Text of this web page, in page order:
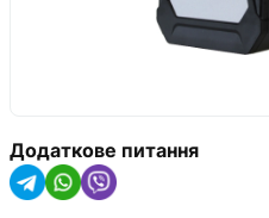
Додаткове питання